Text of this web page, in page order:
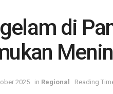
di
2025 in Regional Reading